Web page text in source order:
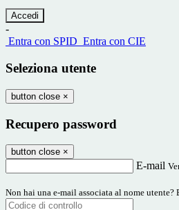
-
Entra con SPID Entra con CIE
Seleziona utente
button close ×
Recupero password
button close ×
E-mail
Non hai una e-mail associata al nome